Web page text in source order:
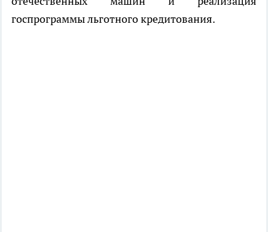
госпрограммы льготного кредитования.